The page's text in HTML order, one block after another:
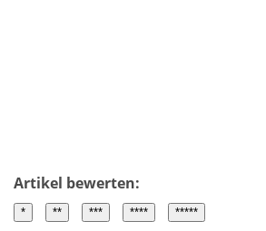
Artikel bewerten: